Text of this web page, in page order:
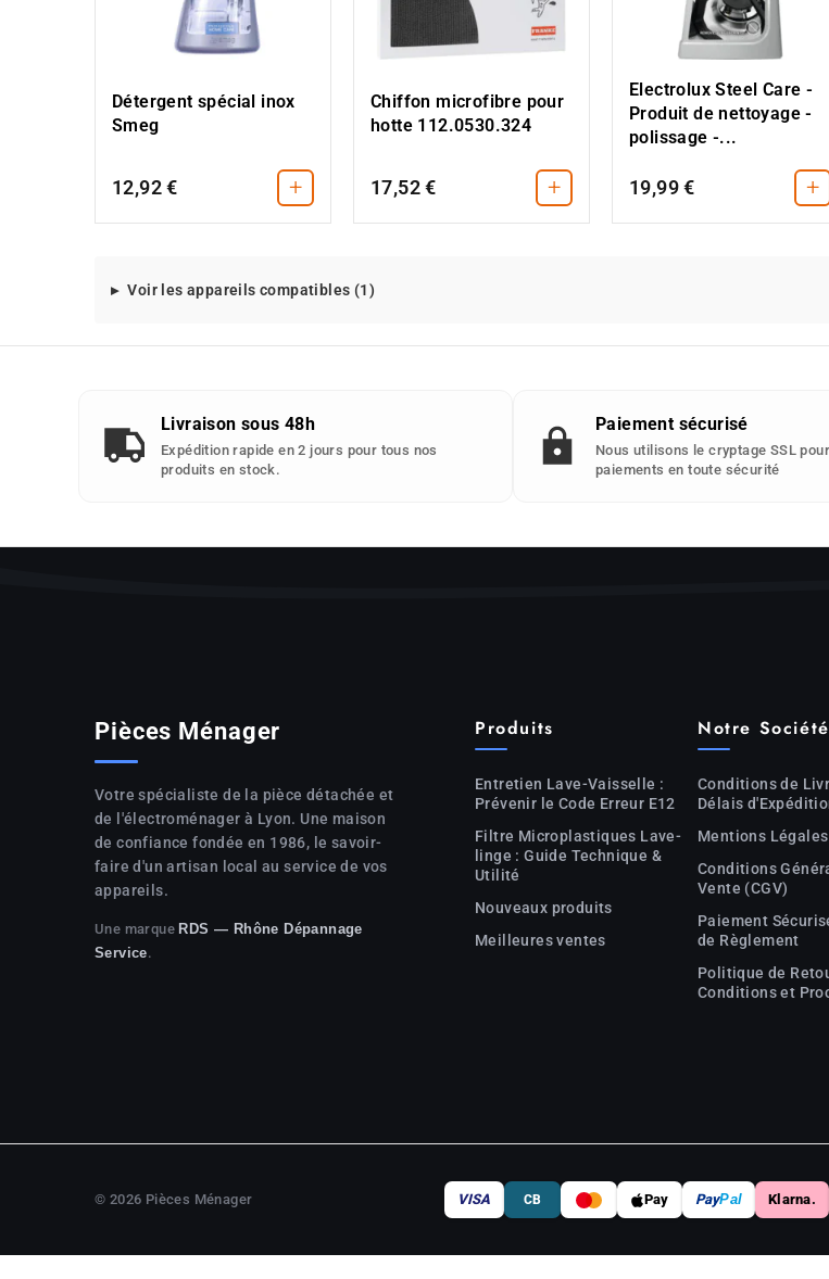
Détergent spécial inox
Smeg
12,92 € +
Chiffon microfibre pour
hotte 112.0530.324
17,52 € +
Electrolux Steel Care -
Produit de nettoyage -
polissage -...
19,99 € +
Modeles
detachee
:
Voir les appareils compatibles (1)
Livraison sous 48h
Expédition rapide en 2 jours pour tous nos
produits en stock.
Paiement sécurisé
Nous utilisons le cryptage SSL
paiements en toute sécurité
Pièces Ménager
Votre spécialiste de la pièce détachée et
de l'électroménager à Lyon. Une maison
de confiance fondée en 1986, le savoir-
faire d'un artisan local au service de vos
appareils.
Une marque RDS — Rhône Dépannage
Service.
Produits
Entretien Lave-Vaisselle :
Prévenir le Code Erreur E12
Filtre Microplastiques Lave-
linge : Guide Technique &
Utilité
Nouveaux produits
Meilleures ventes
Notre Société
Conditions de
Délais
Mentions Légales
Conditions
Vente (CGV)
Paiement
de Règlement
Politique de
Conditions et
© 2026 Pièces Ménager VISA CB Pay PayPal Klarna.